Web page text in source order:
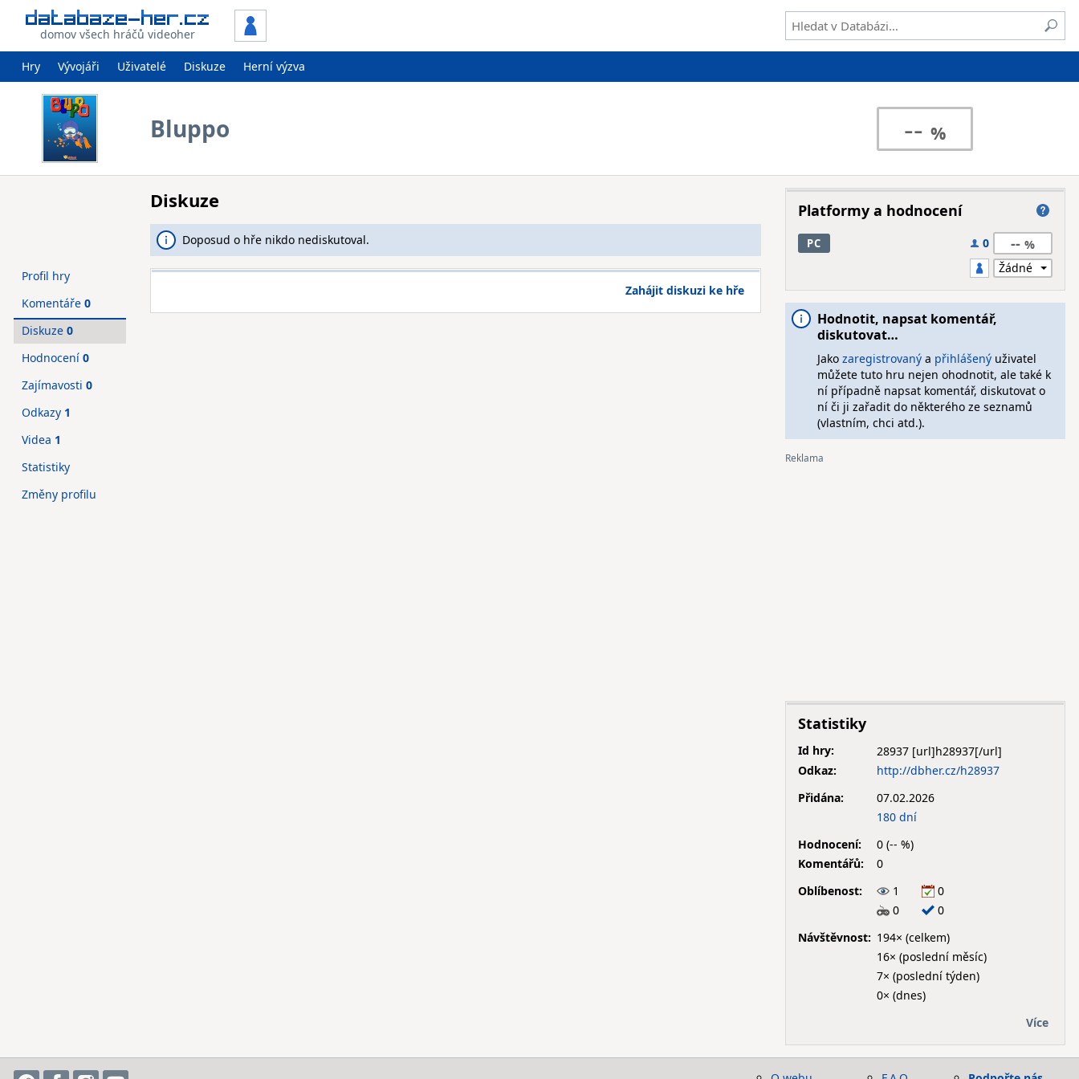
domov všech hráčů videoher
Hry Vývojáři Uživatelé Diskuze Herní výzva
Bluppo --
Diskuze
Doposud o hře nikdo nediskutoval.
Zahájit diskuzi ke hře
Profil hry
Komentáře 0
Diskuze 0
Hodnocení 0
Zajímavosti 0
Odkazy 1
Videa 1
Statistiky
Změny profilu
Platformy a hodnocení
PC 0 --
Hodnotit, napsat komentář,
diskutovat…
Jako zaregistrovanýa přihlášenýuživatel
můžete tuto hru nejen ohodnotit, ale také k
ní případně napsat komentář, diskutovat o
ní či ji zařadit do některého ze seznamů
(vlastním, chci atd.).
Statistiky
Id hry:
28937
Odkaz:
http://dbher.cz/h28937
Přidána:
07.02.2026
180 dní
Hodnocení:
0 (-- %)
Komentářů:
0
Oblíbenost:
1
0
0
0
Návštěvnost: 194× (celkem)
16× (poslední měsíc)
7× (poslední týden)
0× (dnes)
Více